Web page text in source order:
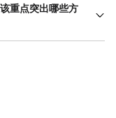
案和不超过两种的字
、区块与区块之间预
直接学习到成熟的排
内容，确保你的清单
室）的操作界面都非
重点突出哪些方
晰 传达 卖点并吸引潜
辨识度的图标或简洁
差异化优势，将最核